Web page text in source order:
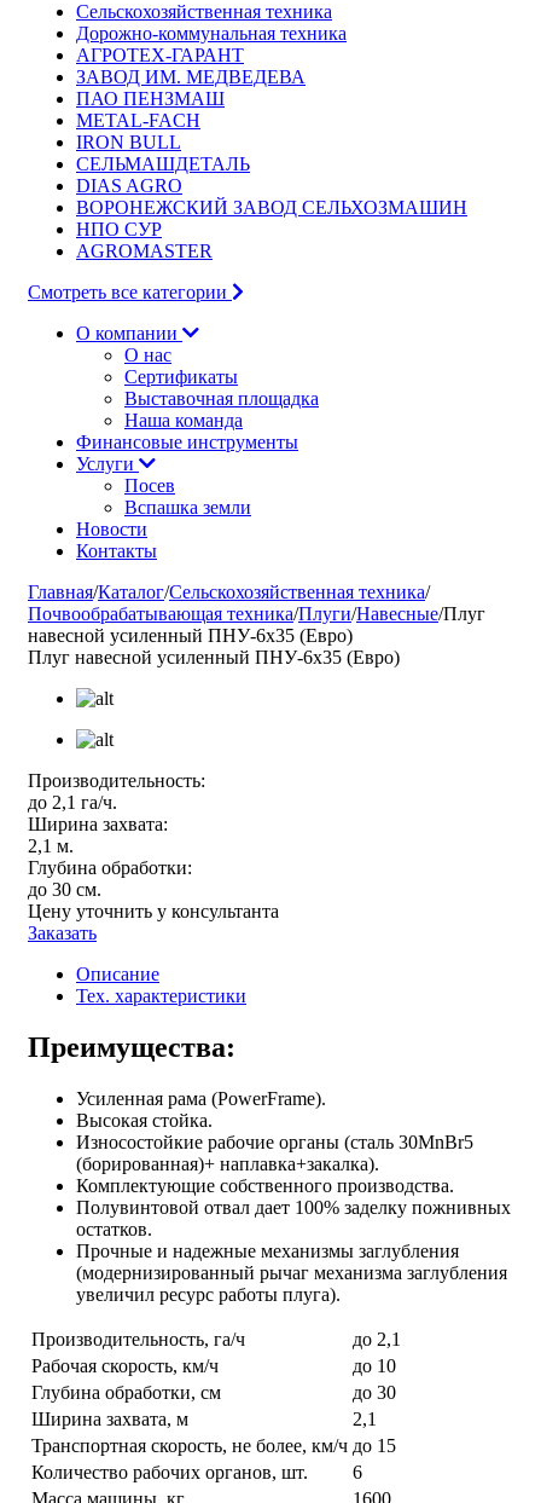
Сельскохозяйственная техника
Дорожно-коммунальная техника
АГРОТЕХ-ГАРАНТ
ЗАВОД ИМ. МЕДВЕДЕВА
ПАО ПЕНЗМАШ
METAL-FACH
IRON BULL
СЕЛЬМАШДЕТАЛЬ
DIAS AGRO
ВОРОНЕЖСКИЙ ЗАВОД СЕЛЬХОЗМАШИН
НПО СУР
AGROMASTER
Смотреть все категории
О компании
О нас
Сертификаты
Выставочная площадка
Наша команда
Финансовые инструменты
Услуги
Посев
Вспашка земли
Новости
Контакты
Главная/Каталог/Сельскохозяйственная техника/
Почвообрабатывающая техника/Плуги/Навесные/Плуг
навесной усиленный ПНУ-6х35 (Евро)
Плуг навесной усиленный ПНУ-6х35 (Евро)
Производительность:
до 2,1 га/ч.
Ширина захвата:
2,1 м.
Глубина обработки:
до 30 см.
Цену уточнить у консультанта
Заказать
Описание
Тех. характеристики
Преимущества:
Усиленная рама (PowerFrame).
Высокая стойка.
Износостойкие рабочие органы (сталь 30MnBr5
(борированная)+ наплавка+закалка).
Комплектующие собственного производства.
Полувинтовой отвал дает 100% заделку пожнивных
остатков.
Прочные и надежные механизмы заглубления
(модернизированный рычаг механизма заглубления
увеличил ресурс работы плуга).
Производительность, га/ч
до 2,1
Рабочая скорость, км/ч
до 10
Глубина обработки, см
до 30
Ширина захвата, м
2,1
Транспортная скорость, не более, км/ч до 15
Количество рабочих органов, шт.
6
Масса машины, кг
1600